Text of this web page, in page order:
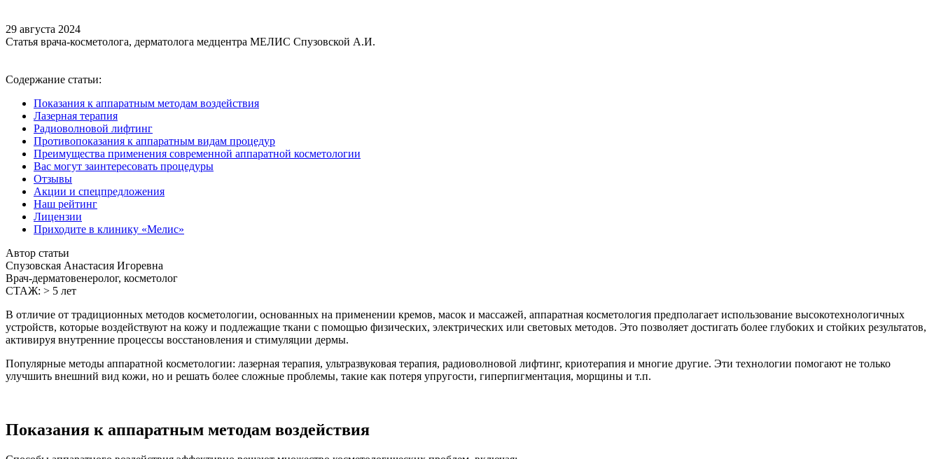
29 августа 2024
Статья врача-косметолога, дерматолога медцентра МЕЛИС Спузовской А.И.
Содержание статьи:
Показания к аппаратным методам воздействия
Лазерная терапия
Радиоволновой лифтинг
Противопоказания к аппаратным видам процедур
Преимущества применения современной аппаратной косметологии
Вас могут заинтересовать процедуры
Отзывы
Акции и спецпредложения
Наш рейтинг
Лицензии
Приходите в клинику «Мелис»
Автор статьи
Спузовская Анастасия Игоревна
Врач-дерматовенеролог, косметолог
СТАЖ: > 5 лет
В отличие от традиционных методов косметологии, основанных на применении кремов, масок и массажей, аппаратная косметология предполагает использование высокотехнологичных
устройств, которые воздействуют на кожу и подлежащие ткани с помощью физических, электрических или световых методов. Это позволяет достигать более глубоких и стойких результатов,
активируя внутренние процессы восстановления и стимуляции дермы.
Популярные методы аппаратной косметологии: лазерная терапия, ультразвуковая терапия, радиоволновой лифтинг, криотерапия и многие другие. Эти технологии помогают не только
улучшить внешний вид кожи, но и решать более сложные проблемы, такие как потеря упругости, гиперпигментация, морщины и т.п.
Показания к аппаратным методам воздействия